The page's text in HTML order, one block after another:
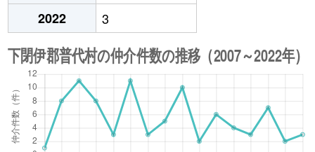
2022
3